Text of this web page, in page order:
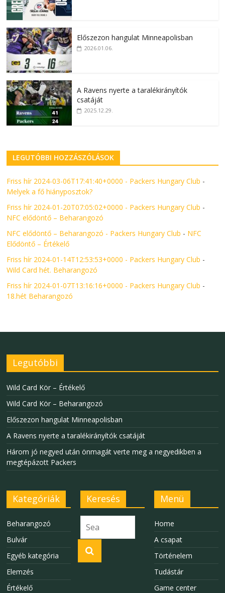
Előszezon hangulat Minneapolisban
2026.01.06.
A Ravens nyerte a taralékirányítók
csatáját
2025.12.29.
LEGUTÓBBI HOZZÁSZÓLÁSOK
Friss hír 2024-03-06T17:41:40+0000 - Packers Hungary Club -
Melyek a fő hiányposztok?
Friss hír 2024-01-20T07:05:02+0000 - Packers Hungary Club -
NFC elődöntő – Beharangozó
NFC elődöntő – Beharangozó - Packers Hungary Club - NFC
Elődöntő – Értékelő
Friss hír 2024-01-14T12:53:53+0000 - Packers Hungary Club -
Wild Card hét. Beharangozó
Friss hír 2024-01-07T13:16:16+0000 - Packers Hungary Club -
18.hét Beharangozó
Legutóbbi
Wild Card Kör – Értékelő
Wild Card Kör – Beharangozó
Előszezon hangulat Minneapolisban
A Ravens nyerte a taralékirányítók csatáját
Három jó negyed után önmagát verte meg a negyedikben a
megtépázott Packers
Kategóriák
Beharangozó
Bulvár
Egyéb kategória
Elemzés
Értékelő
Keresés Menü
Home
A csapat
Történelem
Tudástár
Game center